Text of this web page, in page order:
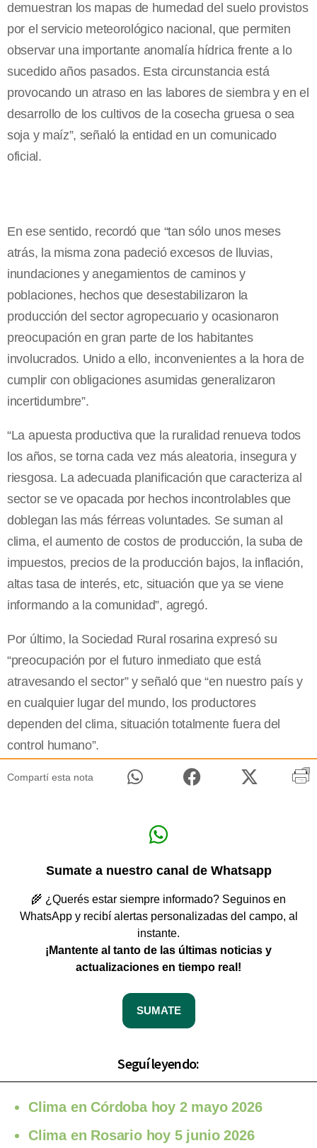
demuestran los mapas de humedad del suelo provistos
por el servicio meteorológico nacional, que permiten
observar una importante anomalía hídrica frente a lo
sucedido años pasados. Esta circunstancia está
provocando un atraso en las labores de siembra y en el
desarrollo de los cultivos de la cosecha gruesa o sea
soja y maíz”, señaló la entidad en un comunicado
oficial.
En ese sentido, recordó que “tan sólo unos meses
atrás, la misma zona padeció excesos de lluvias,
inundaciones y anegamientos de caminos y
poblaciones, hechos que desestabilizaron la
producción del sector agropecuario y ocasionaron
preocupación en gran parte de los habitantes
involucrados. Unido a ello, inconvenientes a la hora de
cumplir con obligaciones asumidas generalizaron
incertidumbre”.
“La apuesta productiva que la ruralidad renueva todos
los años, se torna cada vez más aleatoria, insegura y
riesgosa. La adecuada planificación que caracteriza al
sector se ve opacada por hechos incontrolables que
doblegan las más férreas voluntades. Se suman al
clima, el aumento de costos de producción, la suba de
impuestos, precios de la producción bajos, la inflación,
altas tasa de interés, etc, situación que ya se viene
informando a la comunidad”, agregó.
Por último, la Sociedad Rural rosarina expresó su
“preocupación por el futuro inmediato que está
atravesando el sector” y señaló que “en nuestro país y
en cualquier lugar del mundo, los productores
dependen del clima, situación totalmente fuera del
control humano”.
Compartí esta nota
Sumate a nuestro canal de Whatsapp
🌾 ¿Querés estar siempre informado? Seguinos en
WhatsApp y recibí alertas personalizadas del campo, al
instante.
¡Mantente al tanto de las últimas noticias y
actualizaciones en tiempo real!
SUMATE
Seguí leyendo:
Clima en Córdoba hoy 2 mayo 2026
Clima en Rosario hoy 5 junio 2026